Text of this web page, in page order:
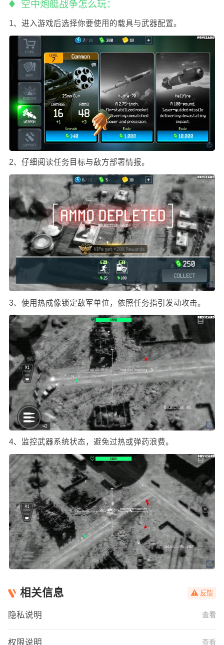
空中炮艇战争怎么玩：
1、进入游戏后选择你要使用的载具与武器配置。
2、仔细阅读任务目标与敌方部署情报。
3、使用热成像锁定敌军单位，依照任务指引发动攻击。
4、监控武器系统状态，避免过热或弹药浪费。
相关信息 反馈
隐私说明 查看
权限说明 查看